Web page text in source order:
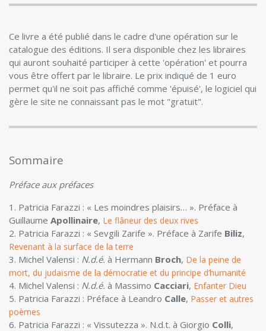
Ce livre a été publié dans le cadre d'une opération sur le
catalogue des éditions. Il sera disponible chez les libraires
qui auront souhaité participer à cette 'opération' et pourra
vous être offert par le libraire. Le prix indiqué de 1 euro
permet qu'il ne soit pas affiché comme 'épuisé', le logiciel qui
gère le site ne connaissant pas le mot "gratuit".
Sommaire
Préface aux préfaces
1. Patricia Farazzi : « Les moindres plaisirs… ». Préface à
Guillaume Apollinaire, Le flâneur des deux rives
2. Patricia Farazzi : « Sevgili Zarife ». Préface à Zarife Biliz,
Revenant à la surface de la terre
3. Michel Valensi : N.d.é. à Hermann Broch, De la peine de
mort, du judaïsme de la démocratie et du principe d’humanité
4. Michel Valensi : N.d.é. à Massimo Cacciari, Enfanter Dieu
5. Patricia Farazzi : Préface à Leandro Calle, Passer et autres
poèmes
6. Patricia Farazzi : « Vissutezza ». N.d.t. à Giorgio Colli,